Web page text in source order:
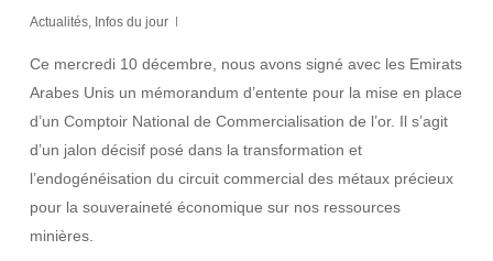
Actualités, Infos du jour
Ce mercredi 10 décembre, nous avons signé avec les Emirats
Arabes Unis un mémorandum d’entente pour la mise en place
d’un Comptoir National de Commercialisation de l’or. Il s’agit
d’un jalon décisif posé dans la transformation et
l’endogénéisation du circuit commercial des métaux précieux
pour la souveraineté économique sur nos ressources
minières.